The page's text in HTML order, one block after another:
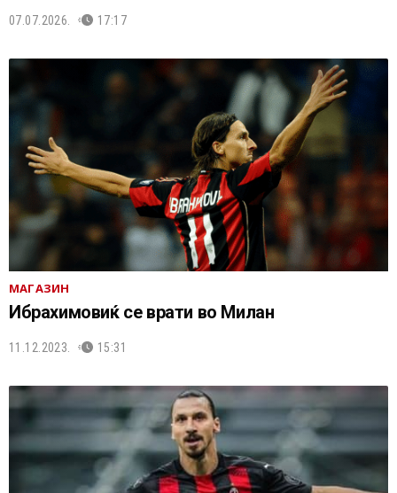
07.07.2026. 17:17
МАГАЗИН
Ибрахимовиќ се врати во Милан
11.12.2023. 15:31